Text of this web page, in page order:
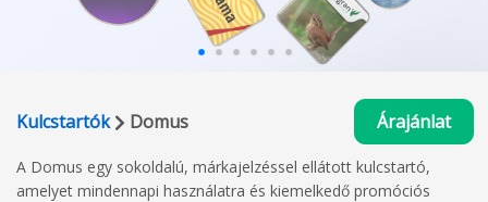
Kulcstartók Domus Árajánlat
A Domus egy sokoldalú, márkajelzéssel ellátott kulcstartó,
amelyet mindennapi használatra és kiemelkedő promóciós